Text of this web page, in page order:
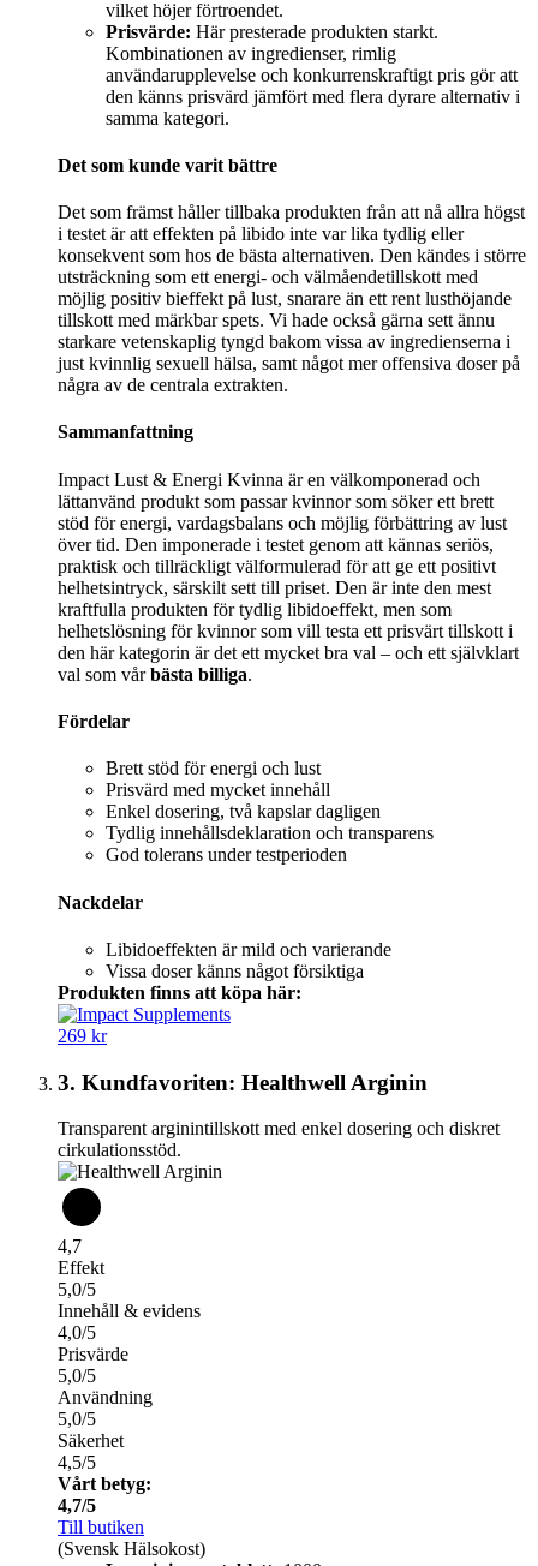
vilket höjer förtroendet.
Prisvärde: Här presterade produkten starkt.
Kombinationen av ingredienser, rimlig
användarupplevelse och konkurrenskraftigt pris gör att
den känns prisvärd jämfört med flera dyrare alternativ i
samma kategori.
Det som kunde varit bättre
Det som främst håller tillbaka produkten från att nå allra högst
i testet är att effekten på libido inte var lika tydlig eller
konsekvent som hos de bästa alternativen. Den kändes i större
utsträckning som ett energi- och välmåendetillskott med
möjlig positiv bieffekt på lust, snarare än ett rent lusthöjande
tillskott med märkbar spets. Vi hade också gärna sett ännu
starkare vetenskaplig tyngd bakom vissa av ingredienserna i
just kvinnlig sexuell hälsa, samt något mer offensiva doser på
några av de centrala extrakten.
Sammanfattning
Impact Lust & Energi Kvinna är en välkomponerad och
lättanvänd produkt som passar kvinnor som söker ett brett
stöd för energi, vardagsbalans och möjlig förbättring av lust
över tid. Den imponerade i testet genom att kännas seriös,
praktisk och tillräckligt välformulerad för att ge ett positivt
helhetsintryck, särskilt sett till priset. Den är inte den mest
kraftfulla produkten för tydlig libidoeffekt, men som
helhetslösning för kvinnor som vill testa ett prisvärt tillskott i
den här kategorin är det ett mycket bra val – och ett självklart
val som vårbästa billiga.
Fördelar
Brett stöd för energi och lust
Prisvärd med mycket innehåll
Enkel dosering, två kapslar dagligen
Tydlig innehållsdeklaration och transparens
God tolerans under testperioden
Nackdelar
Libidoeffekten är mild och varierande
Vissa doser känns något försiktiga
Produkten finns att köpa här:
269 kr
3. Kundfavoriten: Healthwell Arginin
Transparent arginintillskott med enkel dosering och diskret
cirkulationsstöd.
4,7
Effekt
5,0/5
Innehåll & evidens
4,0/5
Prisvärde
5,0/5
Användning
5,0/5
Säkerhet
4,5/5
Vårt betyg:
4,7/5
Till butiken
(Svensk Hälsokost)